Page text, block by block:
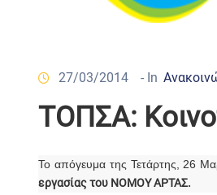
27/03/2014 - In
ΤΟΠΣΑ:
Το απόγευμα της Τετάρτης, 26
εργασίας του ΝΟΜΟΥ ΑΡΤΑΣ.